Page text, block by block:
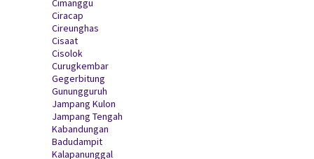
Cimanggu
Ciracap
Cireunghas
Cisaat
Cisolok
Curugkembar
Gegerbitung
Gunungguruh
Jampang Kulon
Jampang Tengah
Kabandungan
Badudampit
Kalapanunggal